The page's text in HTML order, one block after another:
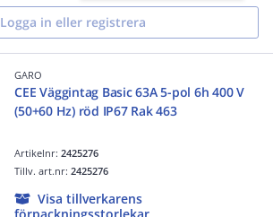
Logga in eller registrera
GARO
CEE Väggintag Basic 63A 5-pol 6h 400 V
(50+60 Hz) röd IP67 Rak 463
Artikelnr:2425276
Tillv. art.nr:2425276
Visa tillverkarens